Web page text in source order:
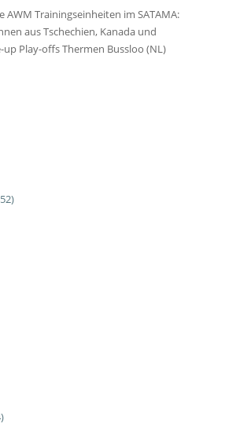
AWM Trainingseinheiten im SATAMA:
aus Tschechien, Kanada und
up Play-offs Thermen Bussloo (NL)